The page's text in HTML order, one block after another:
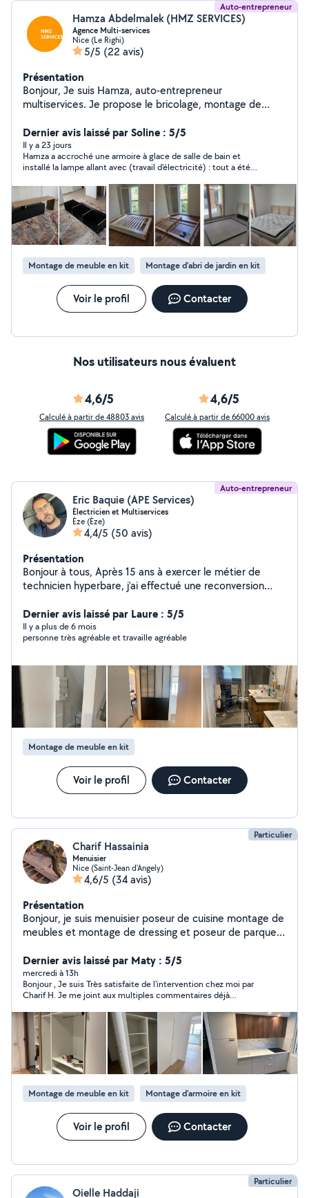
Auto-entrepreneur
Hamza Abdelmalek (HMZ SERVICES)
Agence Multi-services
Nice (Le Righi)
5/5 (22 avis)
Présentation
Bonjour, Je suis Hamza, auto-entrepreneur
multiservices. Je propose le bricolage, montage de
pose de supports et rideaux, ainsi que divers
aménagements du quotidien. Je travaille de manière
sérieuse, propre et soignée, avec une attention
particulière aux finitions et à la satisfaction du client.
Intervention rapide et devis sur demande. N'hésitez pas
à me contacter pour discuter de votre projet ou obtenir
un devis gratuit. À bientôt
Dernier avis laissé par Soline : 5/5
Il y a 23 jours
Hamza a accroché une armoire à glace de salle de bain et
installé la lampe allant avec (travail d'électricité) : tout a été
impeccable, et en plus Hamza est très sympathique et fiable,
je le recommande totalement !
Montage de meuble en kit Montage d'abri de jardin en kit
Voir le profil Contacter
Nos utilisateurs nous évaluent
4,6/5
Calculé à partir de 48803 avis
4,6/5
Calculé à partir de 66000 avis
Auto-entrepreneur
Eric Baquie (APE Services)
Électricien et Multiservices
Èze (Èze)
4,4/5 (50 avis)
Présentation
Bonjour à tous, Après 15 ans à exercer le métier de
technicien hyperbare, j'ai effectué une reconversion
vous propose de mettre à votre service les
compétences que j'ai acquise pour réaliser vos travaux
d'électricité, mais aussi de plomberie, montage de
Dernier avis laissé par Laure : 5/5
Il y a plus de 6 mois
personne très agréable et travaille agréable
Montage de meuble en kit
Voir le profil Contacter
Particulier
Charif Hassainia
Menuisier
Nice (Saint-Jean d'Angely)
4,6/5 (34 avis)
Présentation
Bonjour, je suis menuisier poseur de cuisine montage de
meubles et montage de dressing et poseur de parquet.
week-end.
Dernier avis laissé par Maty : 5/5
mercredi à 13h
Bonjour , Je suis Très satisfaite de l'intervention chez moi par
Charif H. Je me joint aux multiples commentaires déjà
rapidité, minutie, et concentration sur ce qu'il opère Ainsi que
sa grande disponibilité, et arrangements. Je ferais encor appel
à lui en cas de besoin . Merci à Lui pour tout
Montage de meuble en kit Montage d'armoire en kit
Voir le profil Contacter
Particulier
Oielle Haddaji